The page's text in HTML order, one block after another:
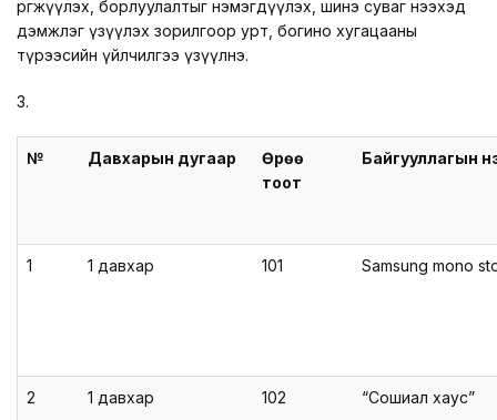
өргөжүүлэх, борлуулалтыг нэмэгдүүлэх, шинэ суваг нээхэд
дэмжлэг үзүүлэх зорилгоор урт, богино хугацааны
түрээсийн үйлчилгээ үзүүлнэ.
3.
№ Давхарын дугаар
Өрөө
тоот
Байгууллагын
1 1 давхар 101 Samsung mono
2 1 давхар 102 “Сошиал хаус”